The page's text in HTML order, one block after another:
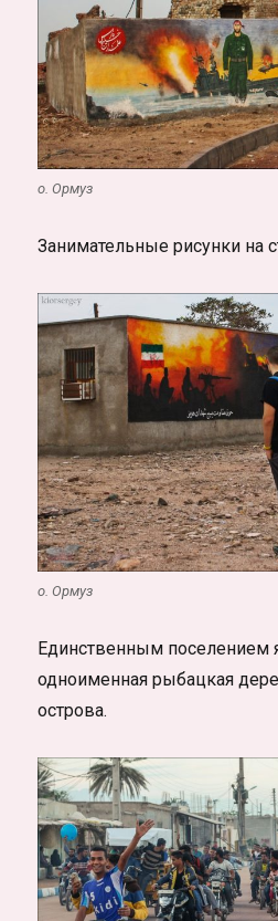
о. Ормуз
Занимательные рисунки на
о. Ормуз
Единственным поселением
одноименная рыбацкая
острова.